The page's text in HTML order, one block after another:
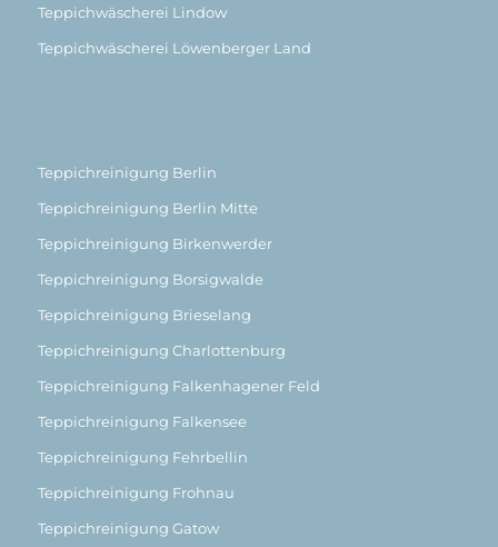
Teppichwäscherei Lindow
Teppichwäscherei Löwenberger Land
Teppichreinigung Berlin
Teppichreinigung Berlin Mitte
Teppichreinigung Birkenwerder
Teppichreinigung Borsigwalde
Teppichreinigung Brieselang
Teppichreinigung Charlottenburg
Teppichreinigung Falkenhagener Feld
Teppichreinigung Falkensee
Teppichreinigung Fehrbellin
Teppichreinigung Frohnau
Teppichreinigung Gatow